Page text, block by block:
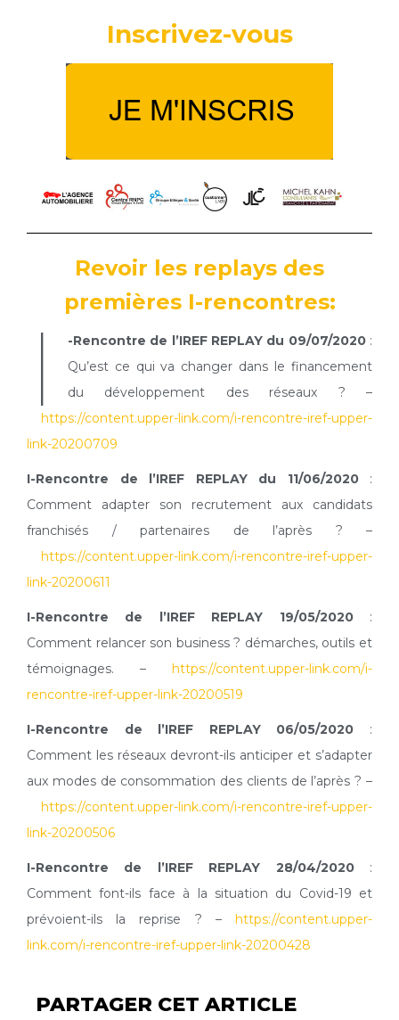
Inscrivez-vous
Revoir les replays des
premières I-rencontres:
I -Rencontre de l’IREF REPLAY du 09/07/2020 :
Qu’est ce qui va changer dans le financement
du développement des réseaux ? –
https://content.upper-link.com/i-rencontre-iref-upper-
link-20200709
I-Rencontre de l’IREF REPLAY du 11/06/2020 :
Comment adapter son recrutement aux candidats
franchisés / partenaires de l’après ? –
https://content.upper-link.com/i-rencontre-iref-upper-
link-20200611
I-Rencontre de l’IREF REPLAY 19/05/2020:
Comment relancer son business ? démarches, outils et
témoignages. – https://content.upper-link.com/i-
rencontre-iref-upper-link-20200519
I-Rencontre de l’IREF REPLAY 06/05/2020 :
Comment les réseaux devront-ils anticiper et s’adapter
aux modes de consommation des clients de l’après ? –
https://content.upper-link.com/i-rencontre-iref-upper-
link-20200506
I-Rencontre de l’IREF REPLAY 28/04/2020:
Comment font-ils face à la situation du Covid-19 et
prévoient-ils la reprise ? – https://content.upper-
link.com/i-rencontre-iref-upper-link-20200428
PARTAGER CET ARTICLE